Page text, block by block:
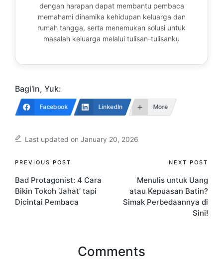
dengan harapan dapat membantu pembaca
memahami dinamika kehidupan keluarga dan
rumah tangga, serta menemukan solusi untuk
masalah keluarga melalui tulisan-tulisanku
Bagi'in, Yuk:
Facebook LinkedIn More
Last updated on January 20, 2026
Post
navigation
PREVIOUS POST
Bad Protagonist: 4 Cara
Bikin Tokoh ‘Jahat’ tapi
Dicintai Pembaca
NEXT POST
Menulis untuk Uang
atau Kepuasan Batin?
Simak Perbedaannya di
Sini!
Comments